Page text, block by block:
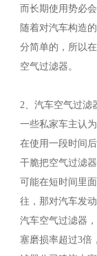
而长期使用势必
随着对汽车构造
分简单的，所以
空气过滤器。
2、汽车空气过滤
一些私家车主认
在使用一段时间
干脆把空气过滤
可能在短时间里
往，那对汽车发
汽车空气过滤器
塞磨损率超过3倍